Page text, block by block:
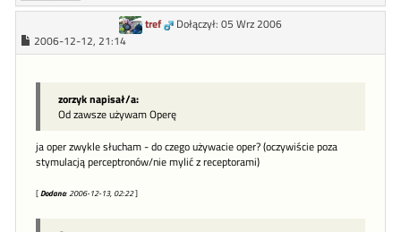
tref
Dołączył: 05 Wrz 2006
2006-12-12, 21:14
zorzyk napisał/a:
Od zawsze używam Operę
ja oper zwykle słucham - do czego używacie oper? (oczywiście poza
stymulacją perceptronów/nie mylić z receptorami)
[Dodano: 2006-12-13, 02:22]